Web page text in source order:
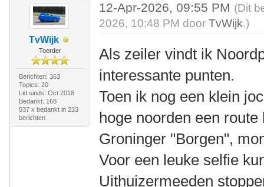
TvWijk
Toerder
Berichten: 363
Topics: 20
Lid sinds: Oct 2018
Bedankt: 168
537 x bedankt in 233
berichten
12-Apr-2026, 09:55 PM (Dit
2026, 10:48 PM doorTvWijk.)
Als zeiler vindt ik
interessante punten.
Toen ik nog een klein
hoge noorden een
Groninger "Borgen",
Voor een leuke selfie
Uithuizermeeden